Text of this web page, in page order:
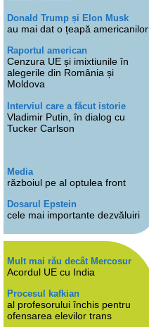
Donald Trump și Elon Musk
au mai dat o țeapă americanilor
Raportul american
Cenzura UE și imixtiunile în
alegerile din România și
Moldova
Interviul care a făcut istorie
Vladimir Putin, în dialog cu
Tucker Carlson
Media
războiul pe al optulea front
Dosarul Epstein
cele mai importante dezvăluiri
Mult mai rău decât Mercosur
Acordul UE cu India
Procesul kafkian
al profesorului închis pentru
ofensarea elevilor trans